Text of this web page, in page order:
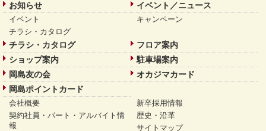
お知らせ イベント／ニュース
イベント
キャンペーン
チラシ・カタログ
チラシ・カタログ
フロア案内
ショップ案内
駐車場案内
岡島友の会
オカジマカード
岡島ポイントカード
会社概要
新卒採用情報
契約社員・パート・アルバイト情
報
歴史・沿革
サイトマップ